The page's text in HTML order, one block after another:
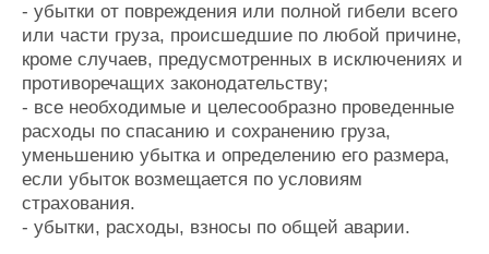
- убытки от повреждения или полной гибели всего
или части груза, происшедшие по любой причине,
кроме случаев, предусмотренных в исключениях и
противоречащих законодательству;
- все необходимые и целесообразно проведенные
расходы по спасанию и сохранению груза,
уменьшению убытка и определению его размера,
если убыток возмещается по условиям
страхования.
- убытки, расходы, взносы по общей аварии.